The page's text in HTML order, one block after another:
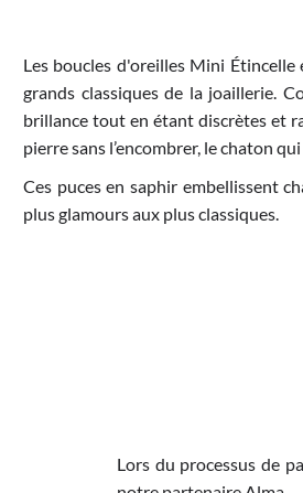
Les boucles d'oreilles Mini
grands classiques de la joaillerie.
brillance tout en étant discrètes et
pierre sans l’encombrer, le chaton
Ces puces en saphir embellissent
plus glamours aux plus classiques.
Lors du processus de